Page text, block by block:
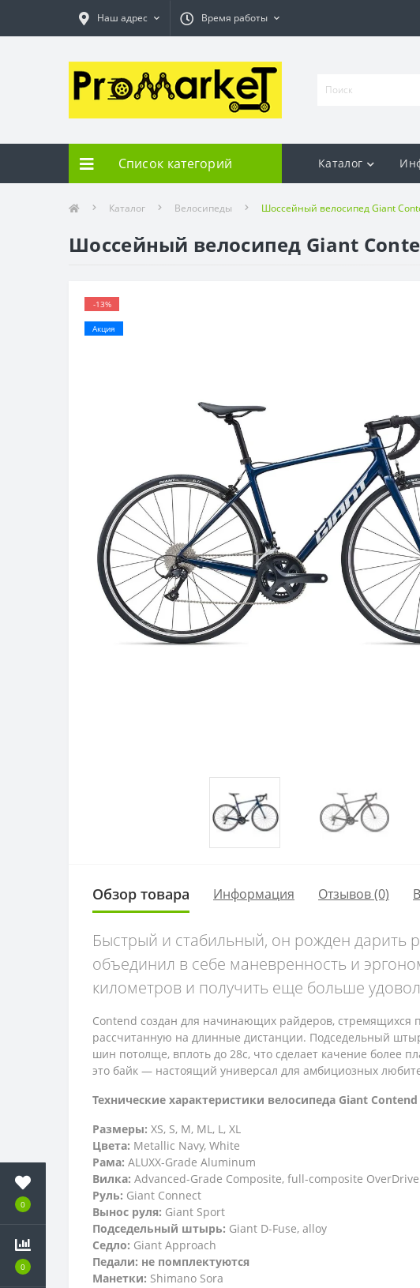
0
0
Наш адрес Время работы
Список категорий Каталог
Каталог Велосипеды Шоссейный велосипед Giant
Шоссейный велосипед Giant
-13%
Акция
Обзор товара Информация Отзывов (0)
Быстрый и стабильный, он рожден дарить
объединил в себе маневренность и
километров и получить еще больше
Contend создан для начинающих райдеров, стремящихся
рассчитанную на длинные дистанции. Подседельный
шин потолще, вплоть до 28с, что сделает качение более
это байк — настоящий универсал для амбициозных
Технические характеристики велосипеда Giant Contend
Размеры: XS, S, M, ML, L, XL
Цвета: Metallic Navy, White
Рама: ALUXX-Grade Aluminum
Вилка: Advanced-Grade Composite, full-composite
Руль: Giant Connect
Вынос руля: Giant Sport
Подседельный штырь: Giant D-Fuse, alloy
Седло: Giant Approach
Педали: не помплектуются
Манетки: Shimano Sora